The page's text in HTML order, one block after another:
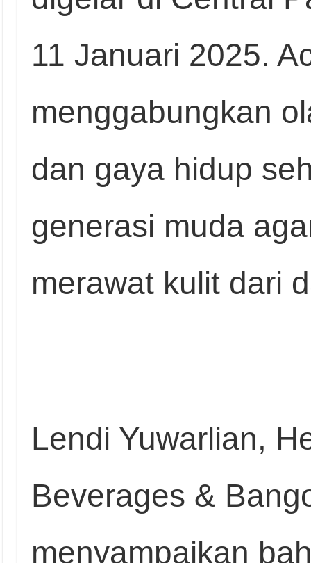
11 Januari 2025.
menggabungkan
dan gaya hidup
generasi muda
merawat kulit dari
Lendi Yuwarlian,
Beverages &
menyampaikan